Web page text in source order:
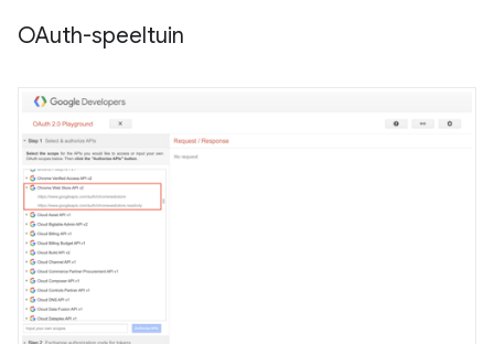
OAuth-speeltuin